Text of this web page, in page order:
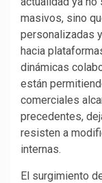
masivos, sino
personalizadas
hacia
dinámicas
están
comerciales
precedentes,
resisten a
internas.
El surgimiento